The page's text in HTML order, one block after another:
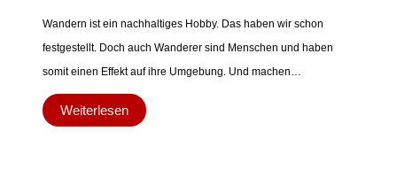
Wandern ist ein nachhaltiges Hobby. Das haben wir schon
festgestellt. Doch auch Wanderer sind Menschen und haben
somit einen Effekt auf ihre Umgebung. Und machen…
Weiterlesen